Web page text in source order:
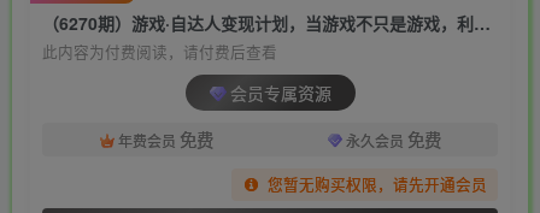
（6270期）游戏·自达人变现计划，当游戏不只是游戏，利用好短视频才是游戏的新时代
此内容为付费阅读，请付费后查看
会员专属资源
年费会员 免费 永久会员 免费
您暂无购买权限，请先开通会员